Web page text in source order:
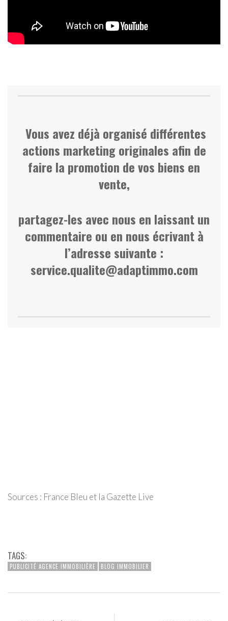
Vous avez déjà organisé différentes
actions marketing originales afin de
faire la promotion de vos biens en
vente,
partagez-les avec nous en laissant un
commentaire ou en nous écrivant à
l’adresse suivante :
service.qualite@adaptimmo.com
Sources : France Bleu et la Gazette Live
TAGS:
PUBLICITÉ AGENCE IMMOBILIÈRE BLOG IMMOBILIER